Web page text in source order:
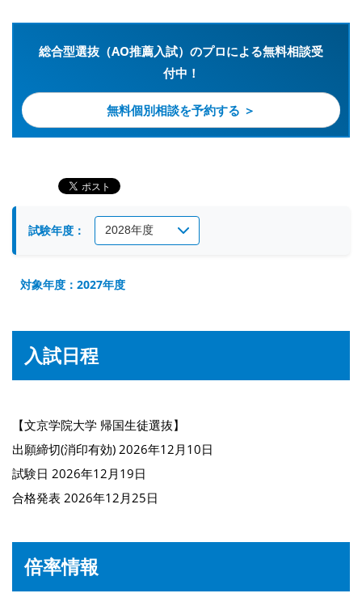
総合型選抜（AO推薦入試）のプロによる無料相談受
付中！
無料個別相談を予約する ＞
試験年度：
対象年度：2027年度
入試日程
【文京学院大学 帰国生徒選抜】
出願締切(消印有効) 2026年12月10日
試験日 2026年12月19日
合格発表 2026年12月25日
倍率情報